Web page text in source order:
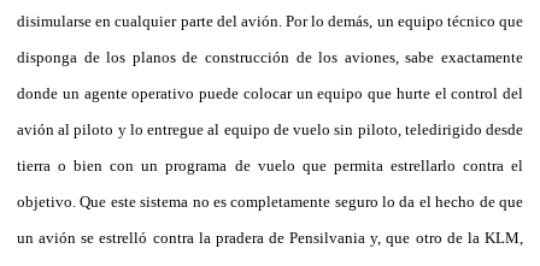
disimularse en cualquier parte del avión. Por lo demás, un equipo técnico que
disponga de los planos de construcción de los aviones, sabe exactamente
donde un agente operativo puede colocar un equipo que hurte el control del
avión al piloto y lo entregue al equipo de vuelo sin piloto, teledirigido desde
tierra o bien con un programa de vuelo que permita estrellarlo contra el
objetivo. Que este sistema no es completamente seguro lo da el hecho de que
un avión se estrelló contra la pradera de Pensilvania y, que otro de la KLM,